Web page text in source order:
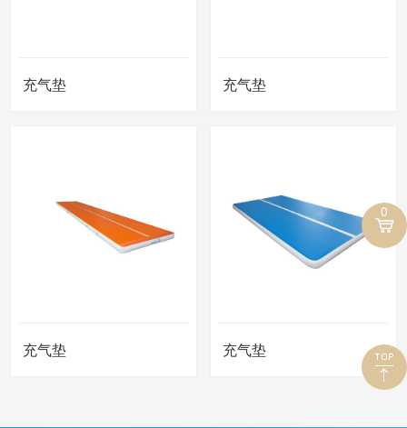
0
充气垫 充气垫
充气垫 充气垫